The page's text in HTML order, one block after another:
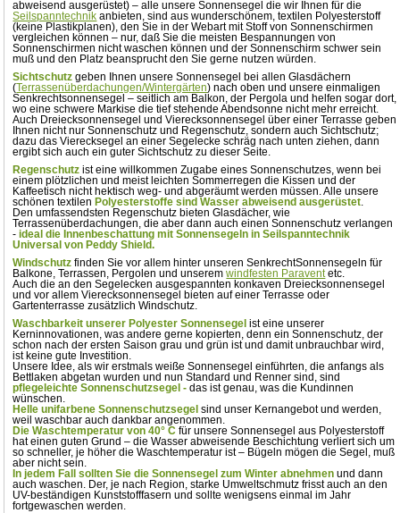
abweisend ausgerüstet) – alle unsere Sonnensegel die wir Ihnen für die
Seilspanntechnik anbieten, sind aus wunderschönem, textilen Polyesterstoff
(keine Plastikplanen), den Sie in der Webart mit Stoff von Sonnenschirmen
vergleichen können – nur, daß Sie die meisten Bespannungen von
Sonnenschirmen nicht waschen können und der Sonnenschirm schwer sein
muß und den Platz beansprucht den Sie gerne nutzen würden.
Sichtschutz geben Ihnen unsere Sonnensegel bei allen Glasdächern
(Terrassenüberdachungen/Wintergärten) nach oben und unsere einmaligen
Senkrechtsonnensegel – seitlich am Balkon, der Pergola und helfen sogar dort,
wo eine schwere Markise die tief stehende Abendsonne nicht mehr erreicht.
Auch Dreiecksonnensegel und Vierecksonnensegel über einer Terrasse geben
Ihnen nicht nur Sonnenschutz und Regenschutz, sondern auch Sichtschutz;
dazu das Vierecksegel an einer Segelecke schräg nach unten ziehen, dann
ergibt sich auch ein guter Sichtschutz zu dieser Seite.
Regenschutz ist eine willkommen Zugabe eines Sonnenschutzes, wenn bei
einem plötzlichen und meist leichten Sommerregen die Kissen und der
Kaffeetisch nicht hektisch weg- und abgeräumt werden müssen. Alle unsere
schönen textilenPolyesterstoffe sind Wasser abweisend ausgerüstet
Den umfassendsten Regenschutz bieten Glasdächer, wie
Terrassenüberdachungen, die aber dann auch einen Sonnenschutz verlangen
- ideal die Innenbeschattung mit Sonnensegeln in Seilspanntechnik
Universal von Peddy Shield.
Windschutz finden Sie vor allem hinter unseren SenkrechtSonnensegeln für
Balkone, Terrassen, Pergolen und unseremwindfesten Paraventetc.
Auch die an den Segelecken ausgespannten konkaven Dreiecksonnensegel
und vor allem Vierecksonnensegel bieten auf einer Terrasse oder
Gartenterrasse zusätzlich Windschutz.
Waschbarkeit unserer Polyester Sonnensegel ist eine unserer
Kerninnovationen, was andere gerne kopierten, denn ein Sonnenschutz, der
schon nach der ersten Saison grau und grün ist und damit unbrauchbar wird,
ist keine gute Investition.
Unsere Idee, als wir erstmals weiße Sonnensegel einführten, die anfangs als
Bettlaken abgetan wurden und nun Standard und Renner sind, sind
pflegeleichte Sonnenschutzsegel - das ist genau, was die Kundinnen
wünschen.
Helle unifarbene Sonnenschutzsegel sind unser Kernangebot und werden,
weil waschbar auch dankbar angenommen.
Die Waschtemperatur von 40° C für unsere Sonnensegel aus Polyesterstoff
hat einen guten Grund – die Wasser abweisende Beschichtung verliert sich um
so schneller, je höher die Waschtemperatur ist – Bügeln mögen die Segel, muß
aber nicht sein.
In jedem Fall sollten Sie die Sonnensegel zum Winter abnehmen und dann
auch waschen. Der, je nach Region, starke Umweltschmutz frisst auch an den
UV-beständigen Kunststofffasern und sollte wenigsens einmal im Jahr
fortgewaschen werden.